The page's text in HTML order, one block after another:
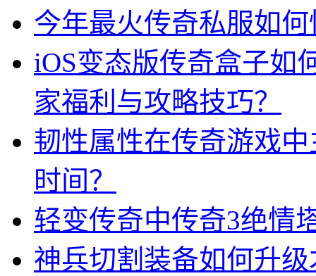
今年最火传奇私服如
iOS变态版传奇盒子如
家福利与攻略技巧？
韧性属性在传奇游戏
时间？
轻变传奇中传奇3绝情
神兵切割装备如何升